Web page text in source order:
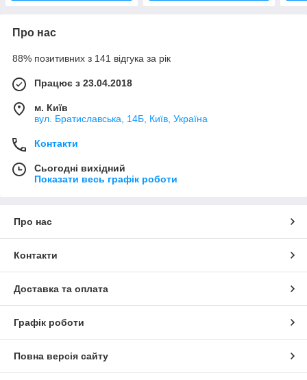
Про нас
88% позитивних з 141 відгука за рік
Працює з 23.04.2018
м. Київ
вул. Братиславська, 14Б, Київ, Україна
Контакти
Сьогодні вихідний
Показати весь графік роботи
Про нас
Контакти
Доставка та оплата
Графік роботи
Повна версія сайту